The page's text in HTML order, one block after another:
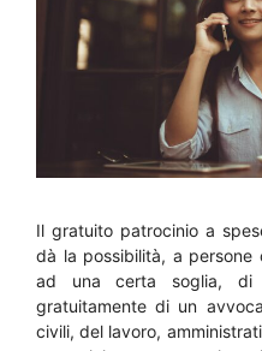
Il gratuito patrocinio a
dà la possibilità, a persone
ad una certa soglia, di
gratuitamente di un
civili, del lavoro,